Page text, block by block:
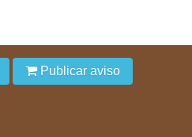
Publicar aviso